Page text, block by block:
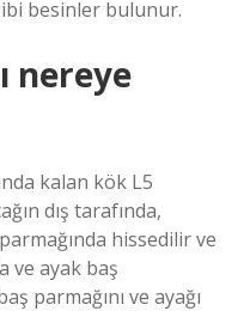
besinler bulunur.
nereye
kalan kök L5
dış tarafında,
hissedilir ve
ve ayak baş
parmağını ve ayağı